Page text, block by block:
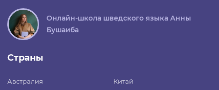
Онлайн-школа шведского языка Анны
Бушаиба
Страны
Австралия
Китай